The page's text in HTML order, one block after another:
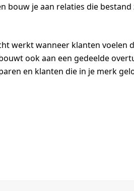
bouw je aan relaties die
werkt wanneer klanten voelen
ook aan een gedeelde
en klanten die in je merk